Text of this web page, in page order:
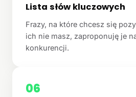
Lista słów kluczowych
Frazy, na które chcesz się
ich nie masz, zaproponuję je
konkurencji.
06